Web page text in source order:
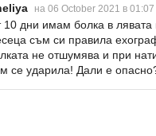
на 06 October 2021 в 01:07
10 дни имам болка в лявата
съм си правила
не отшумява и при
се ударила! Дали е